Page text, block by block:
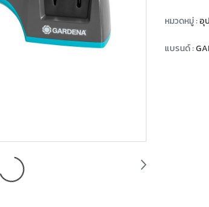
หมวดหมู่ :อุ
แบรนด์ :